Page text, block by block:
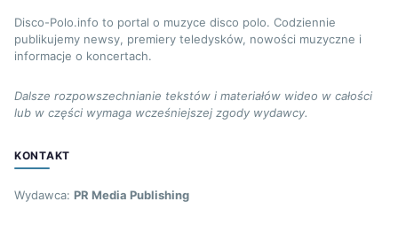
Disco-Polo.info to portal o muzyce disco polo. Codziennie
publikujemy newsy, premiery teledysków, nowości muzyczne i
informacje o koncertach.
Dalsze rozpowszechnianie tekstów i materiałów wideo w całości
lub w części wymaga wcześniejszej zgody wydawcy.
KONTAKT
Wydawca: PR Media Publishing